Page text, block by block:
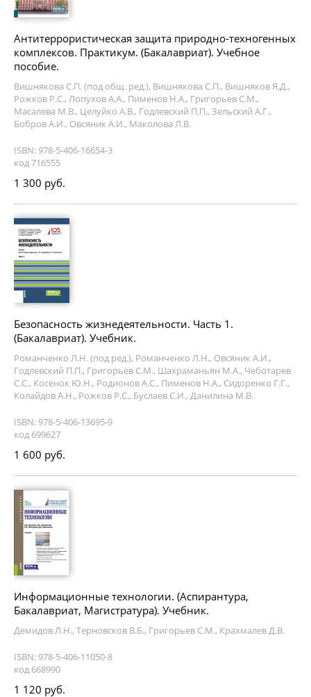
Антитеррористическая защита природно-техногенных
комплексов. Практикум. (Бакалавриат). Учебное
пособие.
Вишнякова С.П. (под общ. ред.), Вишнякова С.П., Вишняков Я.Д.,
Рожков Р.С., Лопухов А.А., Пименов Н.А., Григорьев С.М.,
Масалева М.В., Целуйко А.В., Годлевский П.П., Зельский А.Г.,
Бобров А.И., Овсяник А.И., Маколова Л.В.
ISBN: 978-5-406-16654-3
код 716555
1 300 руб.
Безопасность жизнедеятельности. Часть 1.
(Бакалавриат). Учебник.
Романченко Л.Н. (под ред.), Романченко Л.Н., Овсяник А.И.,
Годлевский П.П., Григорьев С.М., Шахраманьян М.А., Чеботарев
С.С., Косенок Ю.Н., Родионов А.С., Пименов Н.А., Сидоренко Г.Г.,
Колайдов А.Н., Рожков Р.С., Буслаев С.И., Данилина М.В.
ISBN: 978-5-406-13695-9
код 699627
1 600 руб.
Информационные технологии. (Аспирантура,
Бакалавриат, Магистратура). Учебник.
Демидов Л.Н., Терновсков В.Б., Григорьев С.М., Крахмалев Д.В.
ISBN: 978-5-406-11050-8
код 668990
1 120 руб.